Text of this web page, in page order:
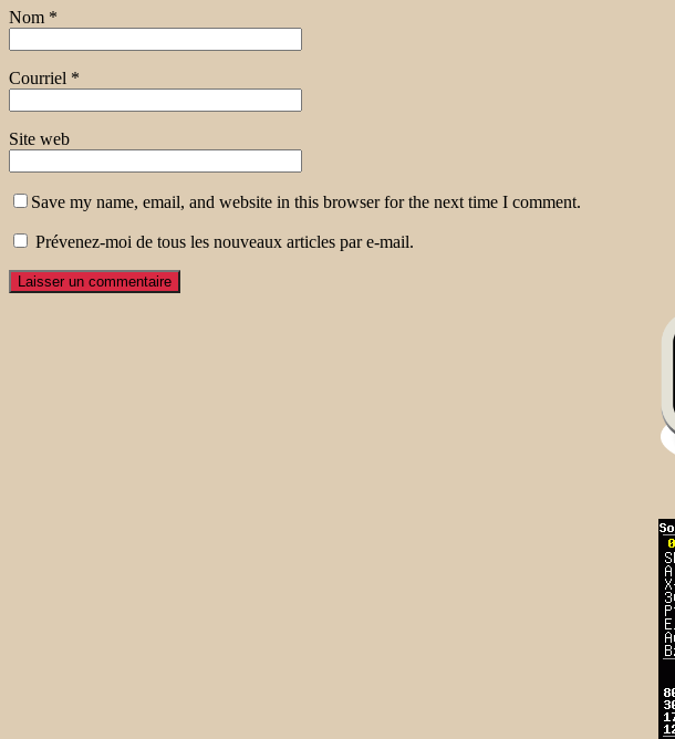
Nom *
Courriel *
Site web
Save my name, email, and website in this browser for the next time I comment.
Prévenez-moi de tous les nouveaux articles par e-mail.